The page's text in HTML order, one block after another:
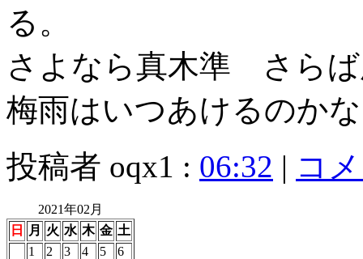
る。
さよなら真木準 さら
梅雨はいつあけるのか
投稿者 oqx1 : 06:32 | コ
2021年02月
日
月 火 水 木 金 土
1
2 3 4 5
6